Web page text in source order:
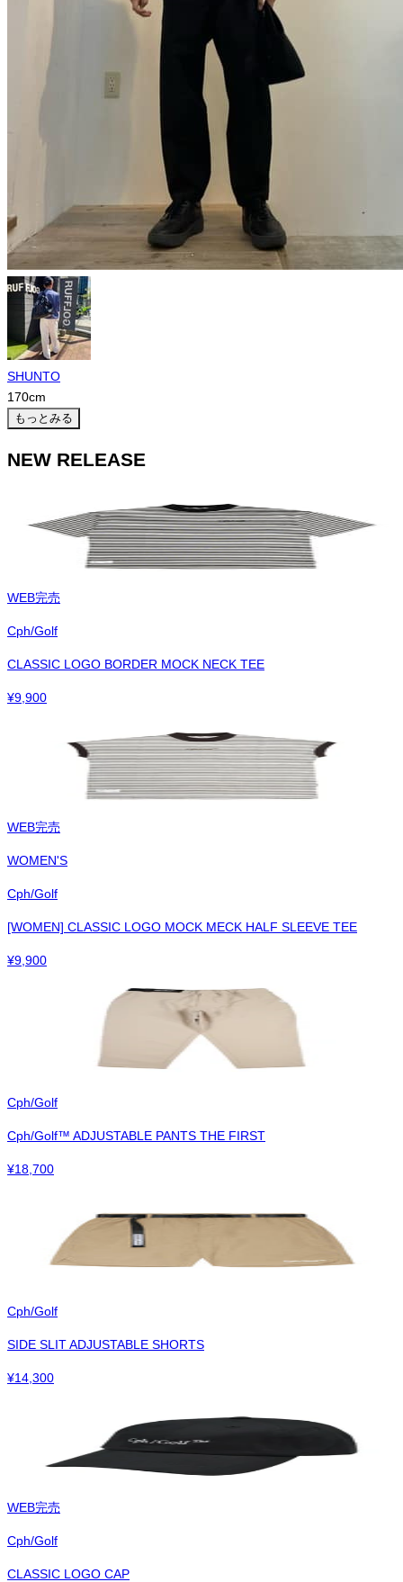
SHUNTO
170cm
もっとみる
NEW RELEASE
WEB完売
Cph/Golf
CLASSIC LOGO BORDER MOCK NECK TEE
¥9,900
WEB完売
WOMEN'S
Cph/Golf
[WOMEN] CLASSIC LOGO MOCK MECK HALF SLEEVE TEE
¥9,900
Cph/Golf
Cph/Golf™︎ ADJUSTABLE PANTS THE FIRST
¥18,700
Cph/Golf
SIDE SLIT ADJUSTABLE SHORTS
¥14,300
WEB完売
Cph/Golf
CLASSIC LOGO CAP